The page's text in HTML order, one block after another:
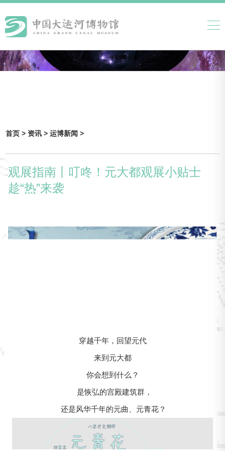
首页 >资讯 >运博新闻 >
观展指南丨叮咚！元大都观展小贴士
趁“热”来袭
穿越千年，回望元代
来到元大都
你会想到什么？
是恢弘的宫殿建筑群，
还是风华千年的元曲、元青花？